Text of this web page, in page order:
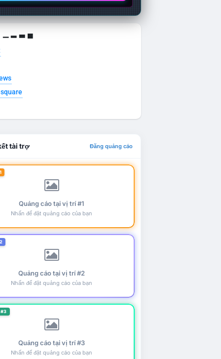
▁ ▂ ▃ ▄
tài trợ Đăng quảng cáo
Quảng cáo tại vị trí #1
Nhấn để đặt quảng cáo của bạn
Quảng cáo tại vị trí #2
Nhấn để đặt quảng cáo của bạn
Quảng cáo tại vị trí #3
Nhấn để đặt quảng cáo của bạn